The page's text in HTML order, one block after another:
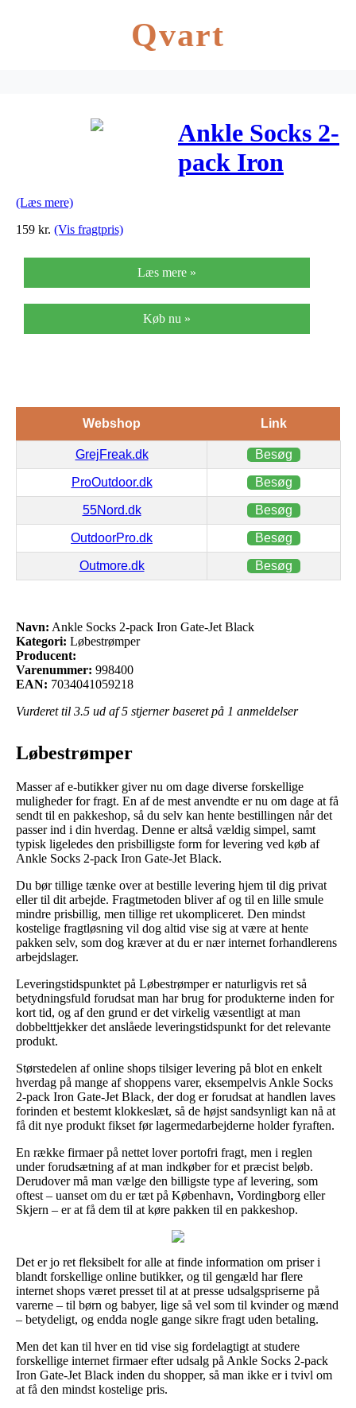
Qvart
Ankle Socks 2-
pack Iron
(Læs mere)
159 kr. (Vis fragtpris)
Læs mere »
Køb nu »
Webshop Link
GrejFreak.dk Besøg
ProOutdoor.dk Besøg
55Nord.dk Besøg
OutdoorPro.dk Besøg
Outmore.dk Besøg
Navn: Ankle Socks 2-pack Iron Gate-Jet Black
Kategori: Løbestrømper
Producent:
Varenummer: 998400
EAN: 7034041059218
Vurderet til 3.5 ud af 5 stjerner baseret på 1 anmeldelser
Løbestrømper
Masser af e-butikker giver nu om dage diverse forskellige
muligheder for fragt. En af de mest anvendte er nu om dage at få
sendt til en pakkeshop, så du selv kan hente bestillingen når det
passer ind i din hverdag. Denne er altså vældig simpel, samt
typisk ligeledes den prisbilligste form for levering ved køb af
Ankle Socks 2-pack Iron Gate-Jet Black.
Du bør tillige tænke over at bestille levering hjem til dig privat
eller til dit arbejde. Fragtmetoden bliver af og til en lille smule
mindre prisbillig, men tillige ret ukompliceret. Den mindst
kostelige fragtløsning vil dog altid vise sig at være at hente
pakken selv, som dog kræver at du er nær internet forhandlerens
arbejdslager.
Leveringstidspunktet på Løbestrømper er naturligvis ret så
betydningsfuld forudsat man har brug for produkterne inden for
kort tid, og af den grund er det virkelig væsentligt at man
dobbelttjekker det anslåede leveringstidspunkt for det relevante
produkt.
Størstedelen af online shops tilsiger levering på blot en enkelt
hverdag på mange af shoppens varer, eksempelvis Ankle Socks
2-pack Iron Gate-Jet Black, der dog er forudsat at handlen laves
forinden et bestemt klokkeslæt, så de højst sandsynligt kan nå at
få dit nye produkt fikset før lagermedarbejderne holder fyraften.
En række firmaer på nettet lover portofri fragt, men i reglen
under forudsætning af at man indkøber for et præcist beløb.
Derudover må man vælge den billigste type af levering, som
oftest – uanset om du er tæt på København, Vordingborg eller
Skjern – er at få dem til at køre pakken til en pakkeshop.
Det er jo ret fleksibelt for alle at finde information om priser i
blandt forskellige online butikker, og til gengæld har flere
internet shops været presset til at at presse udsalgspriserne på
varerne – til børn og babyer, lige så vel som til kvinder og mænd
– betydeligt, og endda nogle gange sikre fragt uden betaling.
Men det kan til hver en tid vise sig fordelagtigt at studere
forskellige internet firmaer efter udsalg på Ankle Socks 2-pack
Iron Gate-Jet Black inden du shopper, så man ikke er i tvivl om
at få den mindst kostelige pris.